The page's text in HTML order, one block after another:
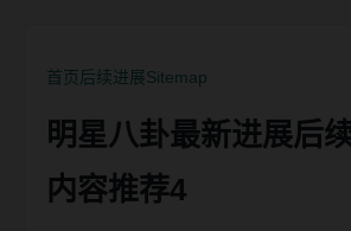
首页 后续进展Sitemap
明星八卦最新进展后
内容推荐4